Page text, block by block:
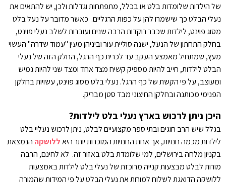
של הילדות שלומדות בלט או בכלל, מתפתחות וגדלות ולכן, יש להתאים את
נעלי הבלט כך שישמרו להן על כפות הרגליים. כאשר מדובר על נעל בלט
מסוג פוינט, לילדות שכבר רוקדות הרבה שנים ועוברות לשלב נעלי פוינט,
בחלק התחתון של הנעל, ישנה סוליית עור וביניהן מעין "עמוד שדרה" העשוי
מעץ, שמתחיל מאמצע העקב עד לכרית כף הרגל, החלק הזה של נעלי
הבלט לילדות, חייב להיות מספיק קשיח מצד אחד ומצד שני להיות גמיש
ומעוצב, על פי הקשת של כף הרגל. נעלי בלט מסוג פוינט, עשויות בחלקן
הפנימי מכותנה ובחלקן החיצוני מבד סטן מבריק.
היכן ניתן לרכוש בארץ נעלי בלט לילדות?
בגלל שיש הרב חוגים ובתי ספר מקצועיים לבלט, ניתן לרכוש נעליי בלט
לילדות מכמה חנויות, אך אחת החנויות המוכרות יותר היאללושקה הנמצאת
בקניון מלחה בירושלים, למי שלומדת בלט באזור זה. לא לחינם, הרבה
מורות לבלט מבצעות קנייה מרוכזת של נעלי בלט לילדות באמצעות
ללושקה הדואגת לשלוח למורות את נעלי הבלט על פי המידות שהמורה